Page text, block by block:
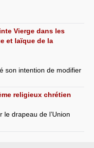
Vierge dans les
et laïque de la
son intention de modifier
religieux chrétien
drapeau de l’Union